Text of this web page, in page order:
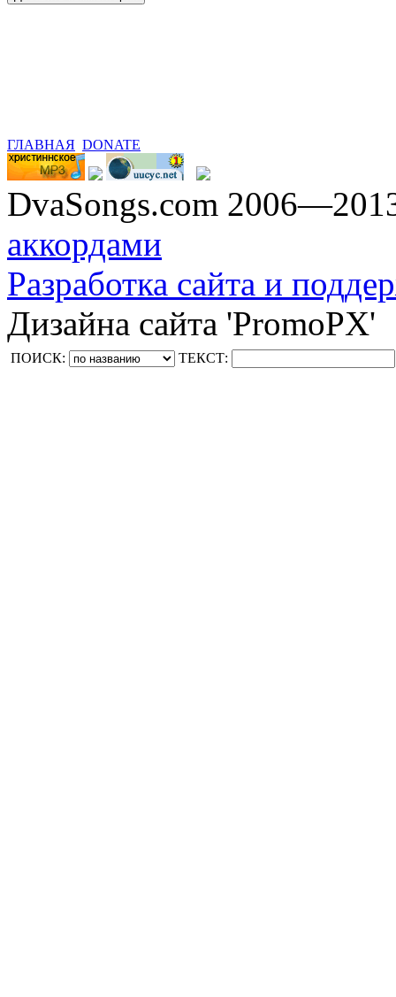
ГЛАВНАЯ DONATE
DvaSongs.com
аккордами
Разработка сайта и
Дизайна сайта 'PromoPX'
ПОИСК: ТЕКСТ: